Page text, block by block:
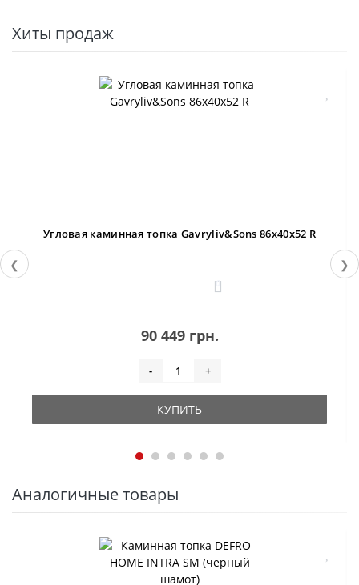
Хиты продаж
❮
Угловая каминная топка Gavryliv&Sons 86x40x52 R
0
90 449 грн.
- +
КУПИТЬ
❯
Аналогичные товары